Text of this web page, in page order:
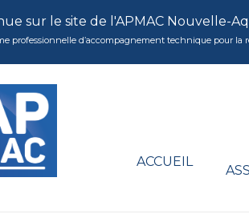
sur le site de l'APMAC Nouvelle-
professionnelle d’accompagnement technique pour la
ACCUEIL